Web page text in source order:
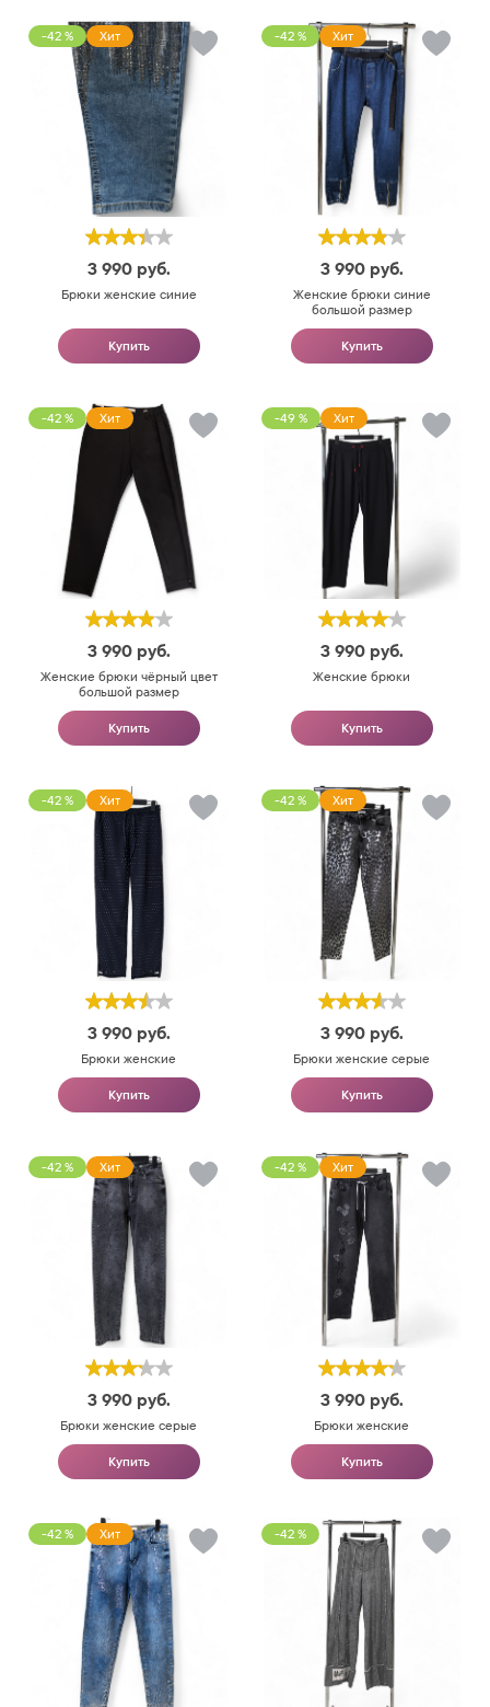
-42 % Хит
3 990 руб.
Брюки женские синие
Купить
-42 % Хит
3 990 руб.
Женские брюки синие
большой размер
Купить
-42 % Хит
3 990 руб.
Женские брюки чёрный цвет
большой размер
Купить
-49 % Хит
3 990 руб.
Женские брюки
Купить
-42 % Хит
3 990 руб.
Брюки женские
Купить
-42 % Хит
3 990 руб.
Брюки женские серые
Купить
-42 % Хит
3 990 руб.
Брюки женские серые
Купить
-42 % Хит
3 990 руб.
Брюки женские
Купить
-42 % Хит -42 %